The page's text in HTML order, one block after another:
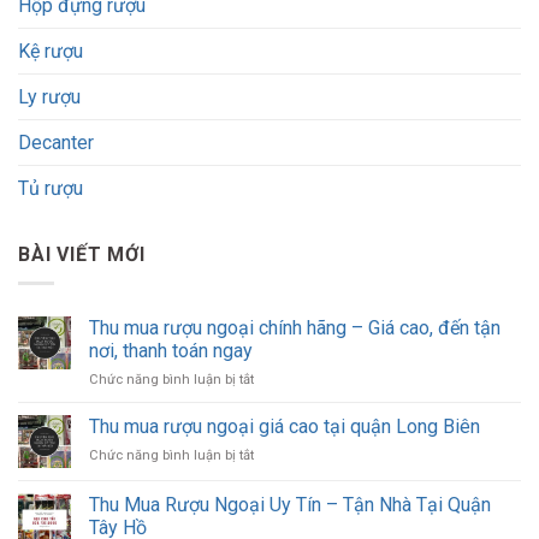
Hộp đựng rượu
Kệ rượu
Ly rượu
Decanter
Tủ rượu
BÀI VIẾT MỚI
Thu mua rượu ngoại chính hãng – Giá cao, đến tận
nơi, thanh toán ngay
Chức năng bình luận bị tắtở
mua
rượu
ngoại
hãng
Thu mua rượu ngoại giá cao tại quận Long Biên
Chức năng bình luận bị tắtở
mua
rượu
Thu Mua Rượu Ngoại Uy Tín – Tận Nhà Tại Quận
Tây Hồ